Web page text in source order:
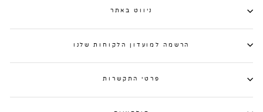
ניווט באתר
הרשמה למועדון הלקוחות שלנו
פרטי התקשרות